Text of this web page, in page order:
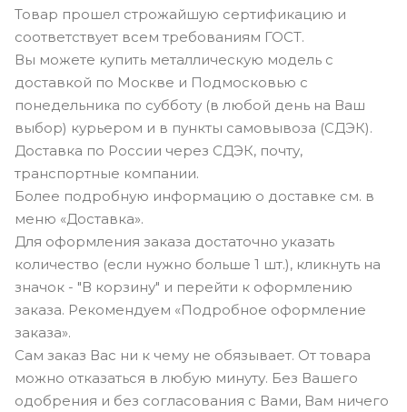
Товар прошел строжайшую сертификацию и
соответствует всем требованиям ГОСТ.
Вы можете купить металлическую модель с
доставкой по Москве и Подмосковью с
понедельника по субботу (в любой день на Ваш
выбор) курьером и в пункты самовывоза (СДЭК).
Доставка по России через СДЭК, почту,
транспортные компании.
Более подробную информацию о доставке см. в
меню «Доставка».
Для оформления заказа достаточно указать
количество (если нужно больше 1 шт.), кликнуть на
значок - "В корзину" и перейти к оформлению
заказа. Рекомендуем «Подробное оформление
заказа».
Сам заказ Вас ни к чему не обязывает. От товара
можно отказаться в любую минуту. Без Вашего
одобрения и без согласования с Вами, Вам ничего